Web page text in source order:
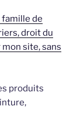
famille de
droit du
mon site, sans
produits